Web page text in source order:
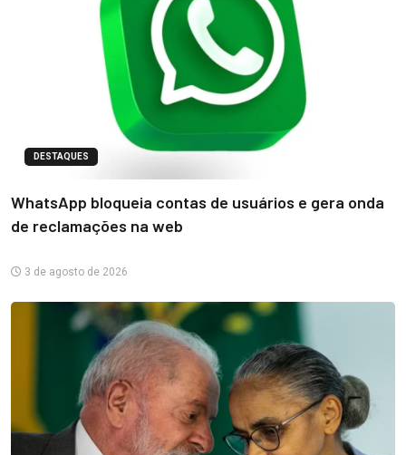
DESTAQUES
WhatsApp bloqueia contas de usuários e gera onda
de reclamações na web
3 de agosto de 2026